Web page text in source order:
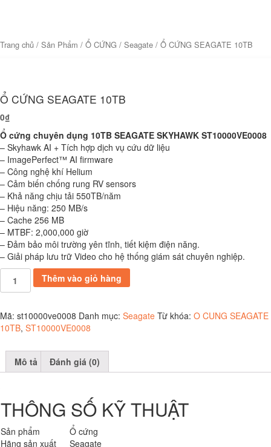
Trang chủ / Sản Phẩm / Ổ CỨNG / Seagate / Ổ CỨNG SEAGATE 10TB
Ổ CỨNG SEAGATE 10TB
0₫
Ổ cứng chuyên dụng 10TB SEAGATE SKYHAWK ST10000VE0008
– Skyhawk AI + Tích hợp dịch vụ cứu dữ liệu
– ImagePerfect™ AI firmware
– Công nghệ khí Helium
– Cảm biến chống rung RV sensors
– Khả năng chịu tải 550TB/năm
– Hiệu năng: 250 MB/s
– Cache 256 MB
– MTBF: 2,000,000 giờ
– Đảm bảo môi trường yên tĩnh, tiết kiệm điện năng.
– Giải pháp lưu trữ Video cho hệ thống giám sát chuyên nghiệp.
Ổ
CỨNG
10TB
số
lượng
Thêm vào giỏ hàng
Mã: st10000ve0008 Danh mục: Seagate Từ khóa: O CUNG SEAGATE
10TB, ST10000VE0008
Mô tả Đánh giá (0)
THÔNG SỐ KỸ THUẬT
Sản phẩm
Ổ cứng
Hãng sản xuất
Seagate